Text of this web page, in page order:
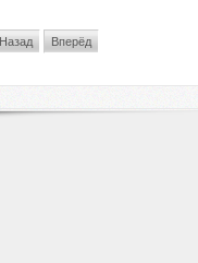
Назад Вперёд